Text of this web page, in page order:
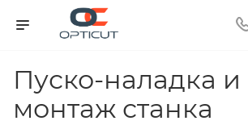
Пуско-наладка и
монтаж станка